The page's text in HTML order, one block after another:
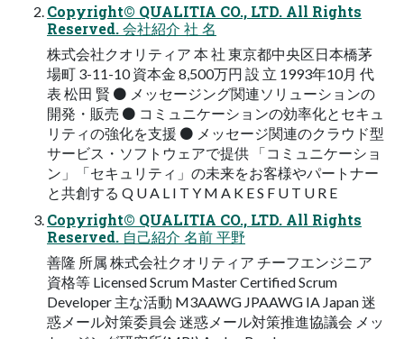
Copyright© QUALITIA CO., LTD. All Rights
Reserved. 会社紹介 社 名
株式会社クオリティア 本 社 東京都中央区日本橋茅
場町 3-11-10 資本金 8,500万円 設 立 1993年10月 代
表 松田 賢 ⚫ メッセージング関連ソリューションの
開発・販売 ⚫ コミュニケーションの効率化とセキュ
リティの強化を支援 ⚫ メッセージ関連のクラウド型
サービス・ソフトウェアで提供 「コミュニケーショ
ン」「セキュリティ」の未来をお客様やパートナー
と共創する Q U A L I T Y M A K E S F U T U R E
Copyright© QUALITIA CO., LTD. All Rights
Reserved. 自己紹介 名前 平野
善隆 所属 株式会社クオリティア チーフエンジニア
資格等 Licensed Scrum Master Certified Scrum
Developer 主な活動 M3AAWG JPAAWG IA Japan 迷
惑メール対策委員会 迷惑メール対策推進協議会 メッ